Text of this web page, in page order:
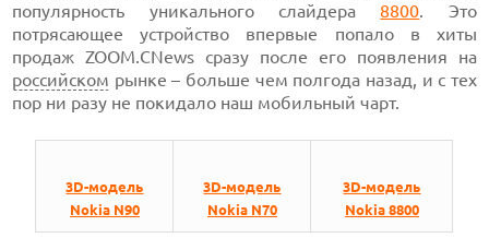
популярность уникального слайдера 8800. Это
потрясающее устройство впервые попало в хиты
продаж ZOOM.CNews сразу после его появления на
российском рынке – больше чем полгода назад, и с тех
пор ни разу не покидало наш мобильный чарт.
3D-модель
Nokia N90
3D-модель
Nokia N70
3D-модель
Nokia 8800